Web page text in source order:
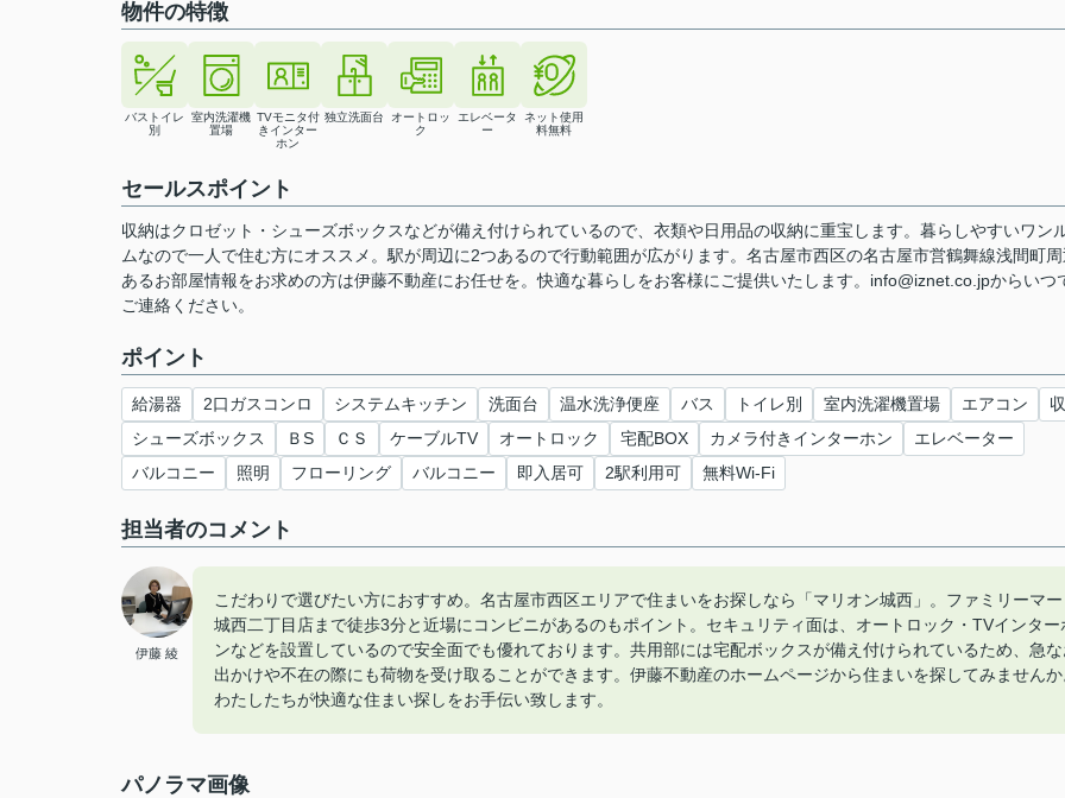
物件の特徴
バストイレ
別
室内洗濯機
置場
TVモニタ付
きインター
ホン
独立洗面台
オートロッ
ク
エレベータ
ー
ネット使用
料無料
セールスポイント
収納はクロゼット・シューズボックスなどが備え付けられているので、衣類や日用品の収納に重宝します。暮らしやすいワン
ムなので一人で住む方にオススメ。駅が周辺に2つあるので行動範囲が広がります。名古屋市西区の名古屋市営鶴舞線浅間町周
あるお部屋情報をお求めの方は伊藤不動産にお任せを。快適な暮らしをお客様にご提供いたします。info@iznet.co.jpからいつ
ご連絡ください。
ポイント
給湯器 2口ガスコンロ システムキッチン 洗面台 温水洗浄便座 バス トイレ別 室内洗濯機置場 エアコン
シューズボックス
ＢS ＣＳ ケーブルTV オートロック 宅配BOX カメラ付きインターホン
エレベーター
バルコニー
照明 フローリング バルコニー 即入居可 2駅利用可 無料Wi-Fi
担当者のコメント
伊藤 綾
こだわりで選びたい方におすすめ。名古屋市西区エリアで住まいをお探しなら「マリオン城西」。ファミリーマー
城西二丁目店まで徒歩3分と近場にコンビニがあるのもポイント。セキュリティ面は、オートロック・TVインター
ンなどを設置しているので安全面でも優れております。共用部には宅配ボックスが備え付けられているため、急な
出かけや不在の際にも荷物を受け取ることができます。伊藤不動産のホームページから住まいを探してみませんか
わたしたちが快適な住まい探しをお手伝い致します。
パノラマ画像